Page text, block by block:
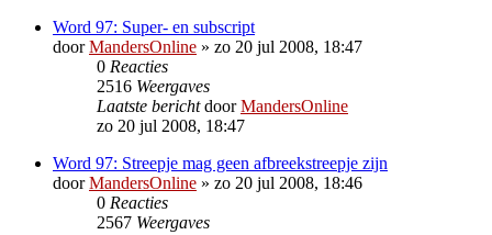
Word 97: Super- en subscript
doorMandersOnline » zo 20 jul 2008, 18:47
0 Reacties
2516 Weergaves
Laatste berichtdoorMandersOnline
zo 20 jul 2008, 18:47
Word 97: Streepje mag geen afbreekstreepje zijn
doorMandersOnline » zo 20 jul 2008, 18:46
0 Reacties
2567 Weergaves